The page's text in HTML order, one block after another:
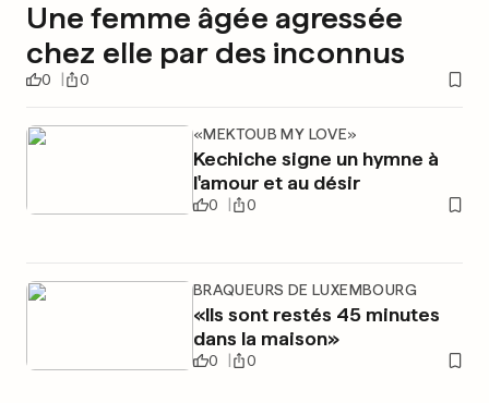
Une femme âgée agressée
chez elle par des inconnus
0 0
«MEKTOUB MY LOVE»
Kechiche signe un hymne à
l'amour et au désir
0 0
BRAQUEURS DE LUXEMBOURG
«Ils sont restés 45 minutes
dans la maison»
0 0